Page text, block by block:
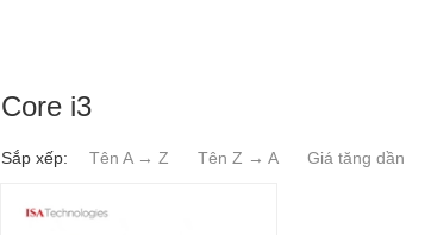
Core i3
Sắp xếp: Tên A → Z Tên Z → A Giá tăng dần